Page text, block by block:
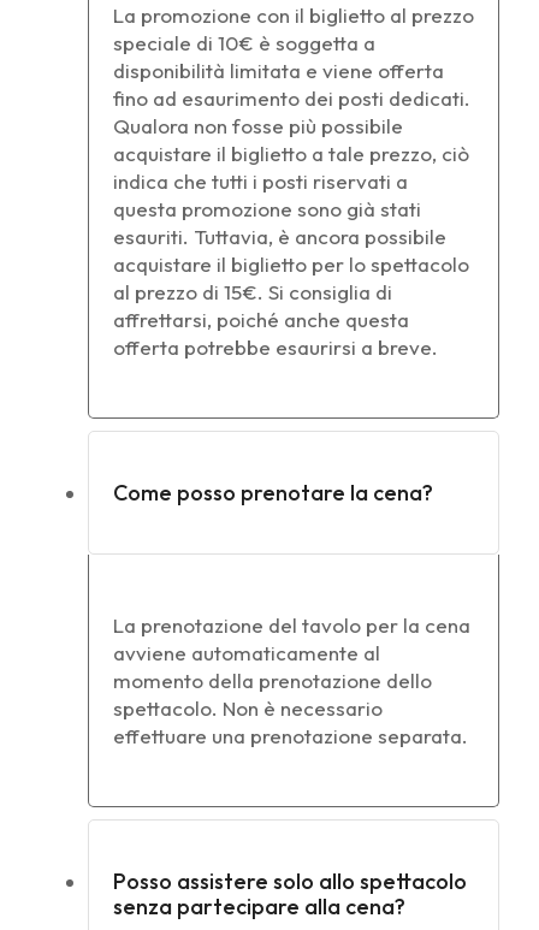
La promozione con il biglietto al prezzo
speciale di 10€ è soggetta a
disponibilità limitata e viene offerta
fino ad esaurimento dei posti dedicati.
Qualora non fosse più possibile
acquistare il biglietto a tale prezzo, ciò
indica che tutti i posti riservati a
questa promozione sono già stati
esauriti. Tuttavia, è ancora possibile
acquistare il biglietto per lo spettacolo
al prezzo di 15€. Si consiglia di
affrettarsi, poiché anche questa
offerta potrebbe esaurirsi a breve.
Come posso prenotare la cena?
La prenotazione del tavolo per la cena
avviene automaticamente al
momento della prenotazione dello
spettacolo. Non è necessario
effettuare una prenotazione separata.
Posso assistere solo allo spettacolo
senza partecipare alla cena?